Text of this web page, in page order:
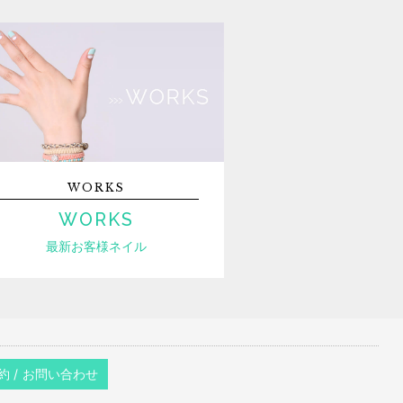
WORKS
WORKS
最新お客様ネイル
/ お問い合わせ